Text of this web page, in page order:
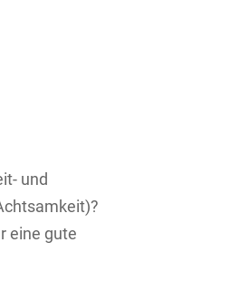
und
eine gute